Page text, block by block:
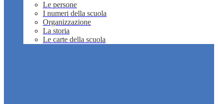
Le persone
I numeri della scuola
Organizzazione
La storia
Le carte della scuola